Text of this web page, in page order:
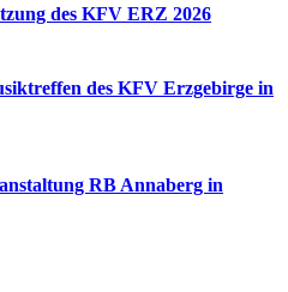
des KFV ERZ 2026
des KFV Erzgebirge in
RB Annaberg in